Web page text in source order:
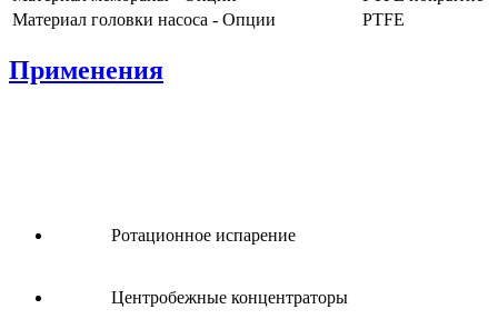
Материал головки насоса - Опции
PTFE
Применения
Ротационное испарение
Центробежные концентраторы